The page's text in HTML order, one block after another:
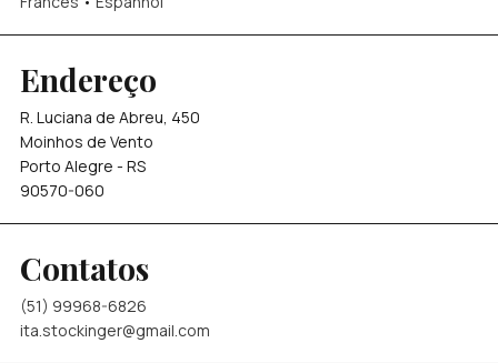
Endereço
R. Luciana de Abreu, 450
Moinhos de Vento
Porto Alegre - RS
90570-060
Contatos
(51) 99968-6826
ita.stockinger@gmail.com